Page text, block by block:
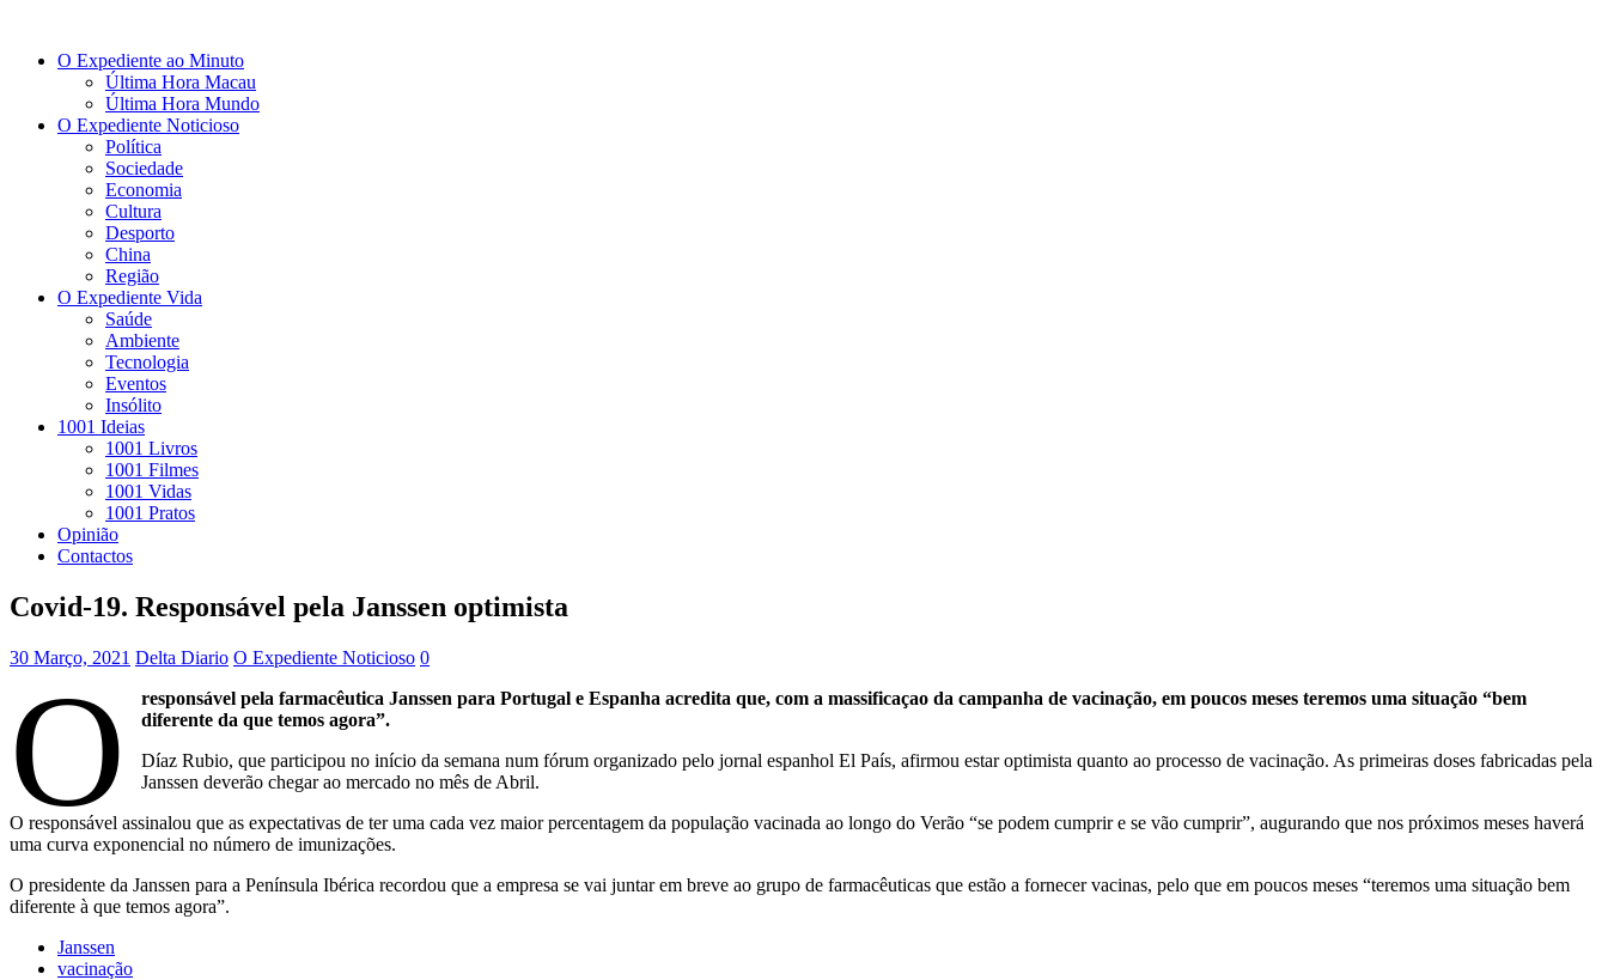
O Expediente ao Minuto
Última Hora Macau
Última Hora Mundo
O Expediente Noticioso
Política
Sociedade
Economia
Cultura
Desporto
China
Região
O Expediente Vida
Saúde
Ambiente
Tecnologia
Eventos
Insólito
1001 Ideias
1001 Livros
1001 Filmes
1001 Vidas
1001 Pratos
Opinião
Contactos
Covid-19. Responsável pela Janssen optimista
30 Março, 2021 Delta Diario O Expediente Noticioso 0
O
responsável pela farmacêutica Janssen para Portugal e Espanha acredita que, com a massificaçao da campanha de vacinação, em poucos meses teremos uma situação “bem
diferente da que temos agora”.
Díaz Rubio, que participou no início da semana num fórum organizado pelo jornal espanhol El País, afirmou estar optimista quanto ao processo de vacinação. As primeiras doses fabricadas pela
Janssen deverão chegar ao mercado no mês de Abril.
O responsável assinalou que as expectativas de ter uma cada vez maior percentagem da população vacinada ao longo do Verão “se podem cumprir e se vão cumprir”, augurando que nos próximos meses haverá
uma curva exponencial no número de imunizações.
O presidente da Janssen para a Península Ibérica recordou que a empresa se vai juntar em breve ao grupo de farmacêuticas que estão a fornecer vacinas, pelo que em poucos meses “teremos uma situação bem
diferente à que temos agora”.
Janssen
vacinação